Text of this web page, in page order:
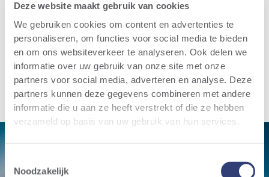
Deze website maakt gebruik van cookies
We gebruiken cookies om content en advertenties te
personaliseren, om functies voor social media te bieden
en om ons websiteverkeer te analyseren. Ook delen we
informatie over uw gebruik van onze site met onze
partners voor social media, adverteren en analyse. Deze
partners kunnen deze gegevens combineren met andere
informatie die u aan ze heeft verstrekt of die ze hebben
verzameld op basis van uw gebruik van hun services.
Noodzakelijk